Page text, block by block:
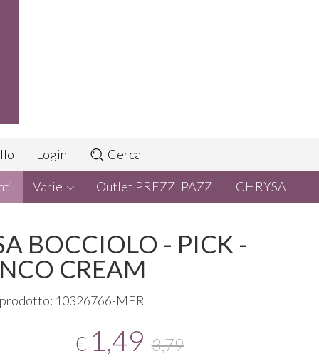
Login Cerca
Varie Outlet PREZZI PAZZI CHRYSAL
BOCCIOLO - PICK -
CREAM
10326766-MER
€ 1,49 3,79